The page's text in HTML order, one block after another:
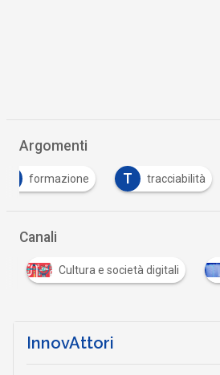
Argomenti
formazione T tracciabilità
Canali
Cultura e società digitali
InnovAttori